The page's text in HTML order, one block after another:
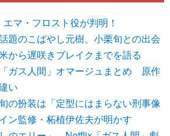
マ・フロスト役が判明！
題のこばやし元樹、小栗旬との出会
ら遅咲きブレイクまでを語る
「ガス人間」オマージュまとめ 原作
い
の扮装は「定型にはまらない刑事像
監修・柘植伊佐夫が明かす